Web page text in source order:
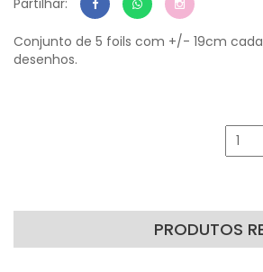
Partilhar:
Conjunto de 5 foils com +/- 19cm
desenhos.
PRODUTOS